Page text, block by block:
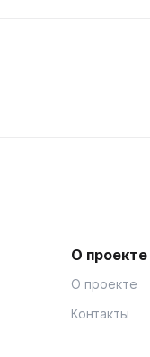
О проекте
О проекте
Контакты